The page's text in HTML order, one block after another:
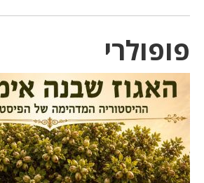
פופולרי